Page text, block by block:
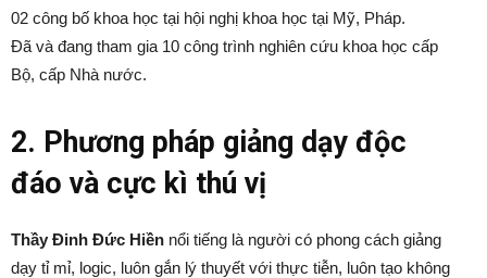
02 công bố khoa học tại hội nghị khoa học tại Mỹ, Pháp.
Đã và đang tham gia 10 công trình nghiên cứu khoa học cấp
Bộ, cấp Nhà nước.
2. Phương pháp giảng dạy độc
đáo và cực kì thú vị
Thầy Đinh Đức Hiền nổi tiếng là người có phong cách giảng
dạy tỉ mỉ, logic, luôn gắn lý thuyết với thực tiễn, luôn tạo không